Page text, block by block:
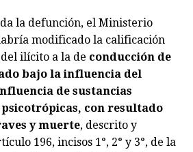
la defunción, el Ministerio
modificado la calificación
ilícito a la de conducción de
bajo la influencia del
de sustancias
con resultado
y muerte, descrito y
196, incisos 1°, 2° y 3°, de la